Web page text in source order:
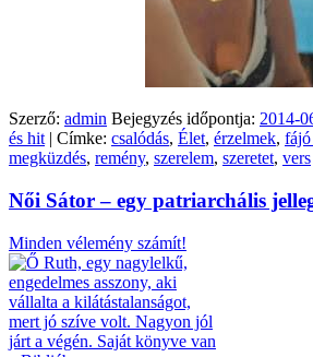
Szerző: admin Bejegyzés időpontja: 2014-
és hit | Címke: csalódás, Élet, érzelmek,
megküzdés, remény, szerelem, szeretet, vers
Női Sátor – egy patriarchális
Minden vélemény számít!